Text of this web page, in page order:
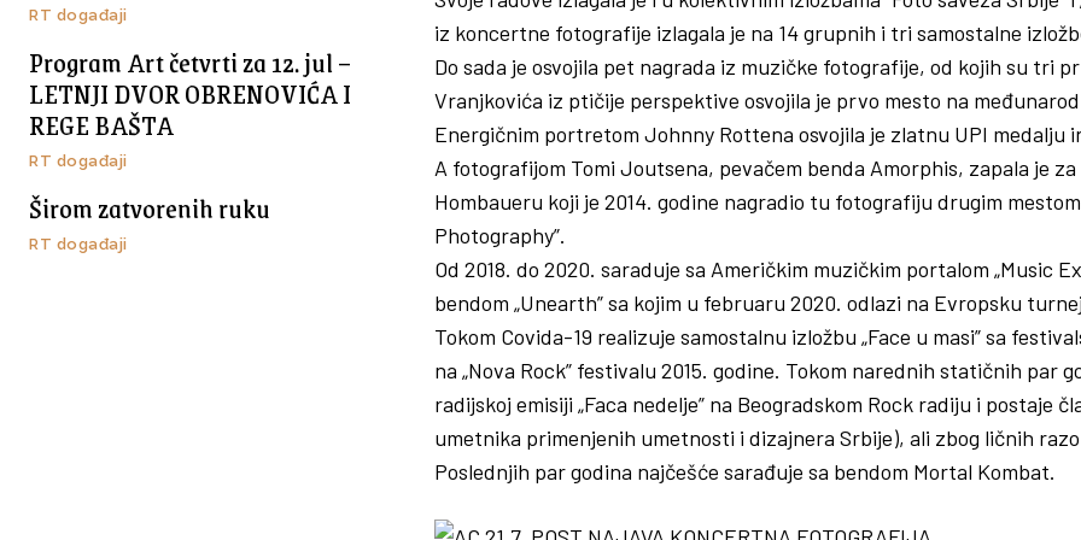
RT događaji
Program Art četvrti za 12. jul –
LETNJI DVOR OBRENOVIĆA I
REGE BAŠTA
RT događaji
Širom zatvorenih ruku
RT događaji
iz koncertne fotografije izlagala je na 14 grupnih i tri samostalne
Do sada je osvojila pet nagrada iz muzičke fotografije, od kojih su tri
Vranjkovića iz ptičije perspektive osvojila je prvo mesto na
Energičnim portretom Johnny Rottena osvojila je zlatnu UPI medalju
A fotografijom Tomi Joutsena, pevačem benda Amorphis, zapala je
Hombaueru koji je 2014. godine nagradio tu fotografiju drugim
Photography”.
Od 2018. do 2020. saraduje sa Američkim muzičkim portalom „Music
bendom „Unearth” sa kojim u februaru 2020. odlazi na Evropsku
Tokom Covida-19 realizuje samostalnu izložbu „Face u masi” sa
na „Nova Rock” festivalu 2015. godine. Tokom narednih statičnih par
radijskoj emisiji „Faca nedelje” na Beogradskom Rock radiju i postaje
umetnika primenjenih umetnosti i dizajnera Srbije), ali zbog ličnih
Poslednjih par godina najčešće sarađuje sa bendom Mortal Kombat.